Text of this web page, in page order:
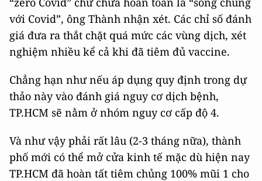
với Covid”, ông Thành nhận xét. Các chỉ số đánh
giá đưa ra thắt chặt quá mức các vùng dịch, xét
nghiệm nhiều kể cả khi đã tiêm đủ vaccine.
Chẳng hạn như nếu áp dụng quy định trong dự
thảo này vào đánh giá nguy cơ dịch bệnh,
TP.HCM sẽ nằm ở nhóm nguy cơ cấp độ 4.
Và như vậy phải rất lâu (2-3 tháng nữa), thành
phố mới có thể mở cửa kinh tế mặc dù hiện nay
TP.HCM đã hoàn tất tiêm chủng 100% mũi 1 cho